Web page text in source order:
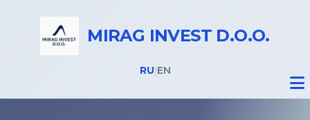
MIRAG INVEST D.O.O.
RU EN